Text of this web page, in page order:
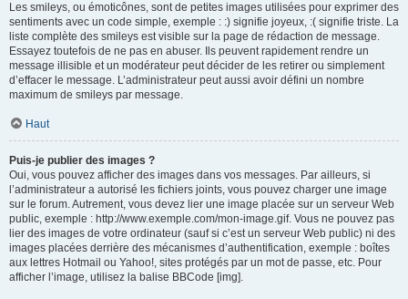
Les smileys, ou émoticônes, sont de petites images utilisées pour exprimer des
sentiments avec un code simple, exemple : :) signifie joyeux, :( signifie triste. La
liste complète des smileys est visible sur la page de rédaction de message.
Essayez toutefois de ne pas en abuser. Ils peuvent rapidement rendre un
message illisible et un modérateur peut décider de les retirer ou simplement
d’effacer le message. L’administrateur peut aussi avoir défini un nombre
maximum de smileys par message.
Haut
Puis-je publier des images ?
Oui, vous pouvez afficher des images dans vos messages. Par ailleurs, si
l’administrateur a autorisé les fichiers joints, vous pouvez charger une image
sur le forum. Autrement, vous devez lier une image placée sur un serveur Web
public, exemple : http://www.exemple.com/mon-image.gif. Vous ne pouvez pas
lier des images de votre ordinateur (sauf si c’est un serveur Web public) ni des
images placées derrière des mécanismes d’authentification, exemple : boîtes
aux lettres Hotmail ou Yahoo!, sites protégés par un mot de passe, etc. Pour
afficher l’image, utilisez la balise BBCode [img].